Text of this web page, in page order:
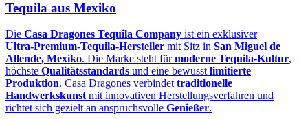
Tequila aus Mexiko
Die Casa Dragones Tequila Company ist ein exklusiver
Ultra‑Premium‑Tequila‑Hersteller mit Sitz in San Miguel de
Allende, Mexiko. Die Marke steht fürmoderne Tequila‑Kultur,
höchste Qualitätsstandards und eine bewusst limitierte
Produktion. Casa Dragones verbindet traditionelle
Handwerkskunst mit innovativen Herstellungsverfahren und
richtet sich gezielt an anspruchsvolle Genießer.